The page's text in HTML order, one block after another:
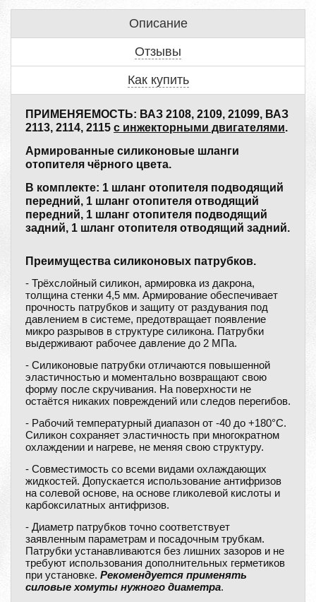
Описание
Отзывы
Как купить
ПРИМЕНЯЕМОСТЬ: ВАЗ 2108, 2109, 21099, ВАЗ
2113, 2114, 2115 с инжекторными двигателями.
Армированные силиконовые шланги
отопителя чёрного цвета.
В комплекте: 1 шланг отопителя подводящий
передний, 1 шланг отопителя отводящий
передний, 1 шланг отопителя подводящий
задний, 1 шланг отопителя отводящий задний.
Преимущества силиконовых патрубков.
- Трёхслойный силикон, армировка из дакрона,
толщина стенки 4,5 мм. Армирование обеспечивает
прочность патрубков и защиту от раздувания под
давлением в системе, предотвращает появление
микро разрывов в структуре силикона. Патрубки
выдерживают рабочее давление до 2 МПа.
- Силиконовые патрубки отличаются повышенной
эластичностью и моментально возвращают свою
форму после скручивания. На поверхности не
остаётся никаких повреждений или следов перегибов.
- Рабочий температурный диапазон от -40 до +180°С.
Силикон сохраняет эластичность при многократном
охлаждении и нагреве, не меняя свою структуру.
- Совместимость со всеми видами охлаждающих
жидкостей. Допускается использование антифризов
на солевой основе, на основе гликолевой кислоты и
карбоксилатных антифризов.
- Диаметр патрубков точно соответствует
заявленным параметрам и посадочным трубкам.
Патрубки устанавливаются без лишних зазоров и не
требуют использования дополнительных герметиков
при установке. Рекомендуется применять
силовые хомуты нужного диаметра.